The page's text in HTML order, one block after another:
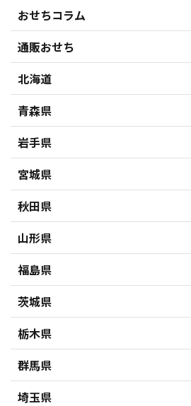
おせちコラム
通販おせち
北海道
青森県
岩手県
宮城県
秋田県
山形県
福島県
茨城県
栃木県
群馬県
埼玉県